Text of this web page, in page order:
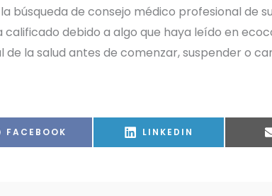
búsqueda de consejo médico profesional de
debido a algo que haya leído en
la salud antes de comenzar, suspender o
COMPARTIR
FACEBOOK COMPARTIR
LINKEDIN